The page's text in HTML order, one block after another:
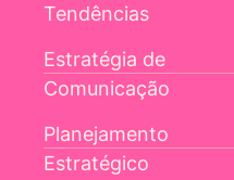
Tendências
Estratégia de
Comunicação
Planejamento
Estratégico